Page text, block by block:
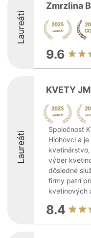
Laureáti
Zmrzlina
9.6
Laureáti
KVETY
Spoločnosť
Hlohovci a
výber
dôsledné
firmy patrí
kvetinových
8.4